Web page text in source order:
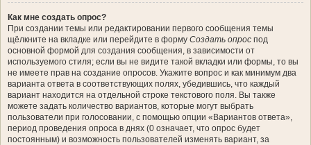
Как мне создать опрос?
При создании темы или редактировании первого сообщения темы
щёлкните на вкладке или перейдите в форму Создать опрос под
основной формой для создания сообщения, в зависимости от
используемого стиля; если вы не видите такой вкладки или формы, то вы
не имеете прав на создание опросов. Укажите вопрос и как минимум два
варианта ответа в соответствующих полях, убедившись, что каждый
вариант находится на отдельной строке текстового поля. Вы также
можете задать количество вариантов, которые могут выбрать
пользователи при голосовании, с помощью опции «Вариантов ответа»,
период проведения опроса в днях (0 означает, что опрос будет
постоянным) и возможность пользователей изменять вариант, за